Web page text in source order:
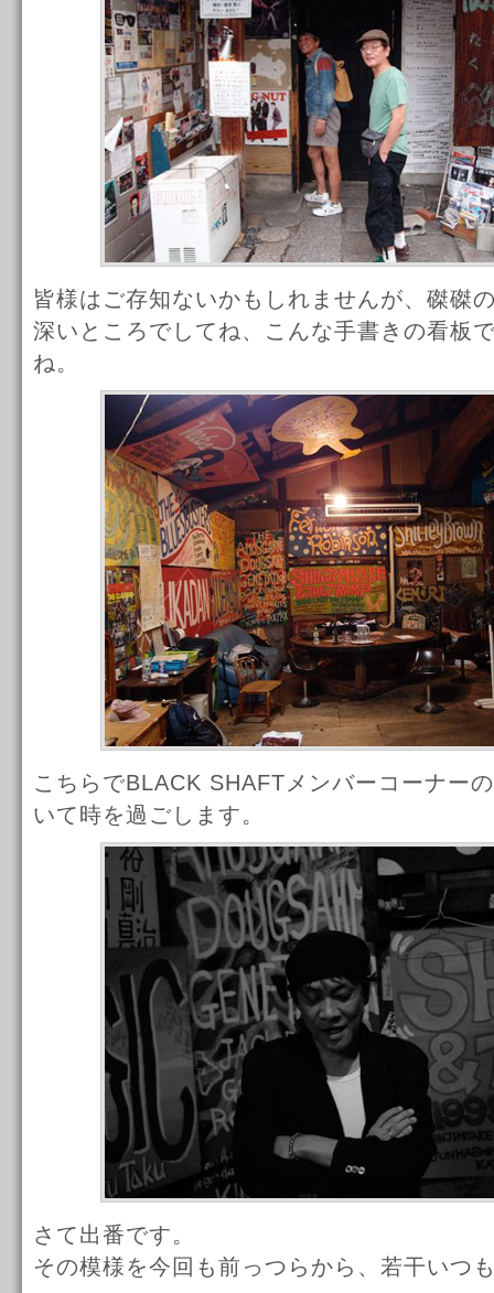
皆様はご存知ないかもしれませんが、磔磔
深いところでしてね、こんな手書きの看板
ね。
こちらでBLACK SHAFTメンバーコーナー
いて時を過ごします。
さて出番です。
その模様を今回も前っつらから、若干いつ